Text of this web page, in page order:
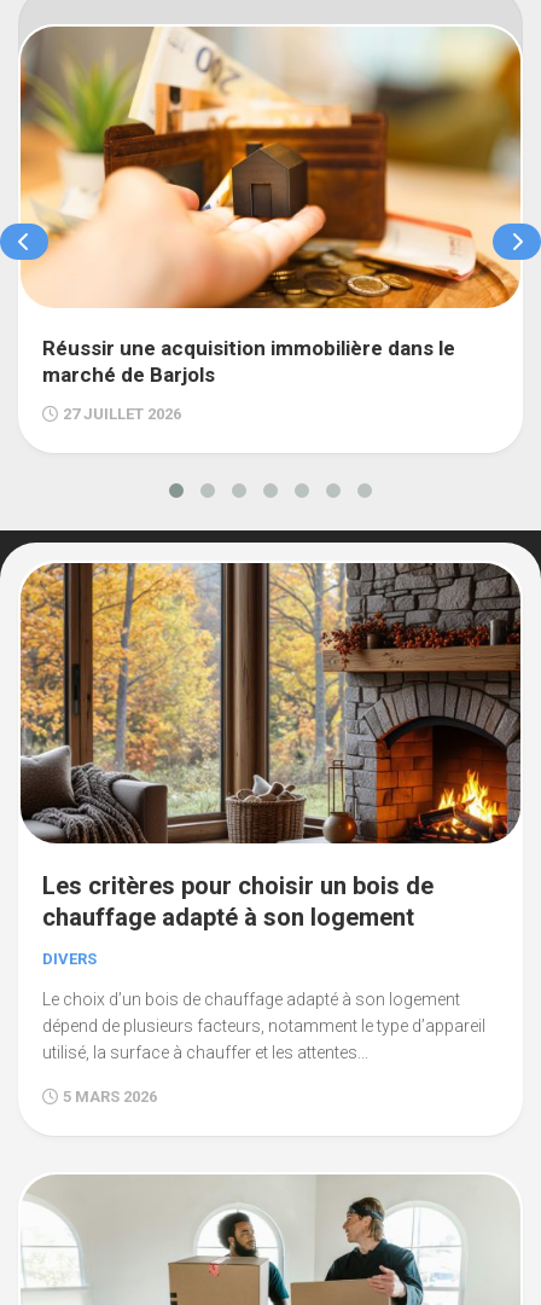
Réussir une acquisition immobilière dans le
marché de Barjols
27 JUILLET 2026
Les critères pour choisir un bois de
chauffage adapté à son logement
DIVERS
Le choix d’un bois de chauffage adapté à son logement
dépend de plusieurs facteurs, notamment le type d’appareil
utilisé, la surface à chauffer et les attentes...
5 MARS 2026